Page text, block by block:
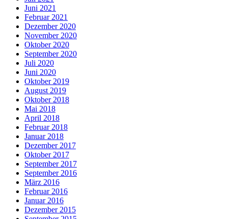
Juni 2021
Februar 2021
Dezember 2020
November 2020
Oktober 2020
September 2020
Juli 2020
Juni 2020
Oktober 2019
August 2019
Oktober 2018
Mai 2018
April 2018
Februar 2018
Januar 2018
Dezember 2017
Oktober 2017
September 2017
September 2016
März 2016
Februar 2016
Januar 2016
Dezember 2015